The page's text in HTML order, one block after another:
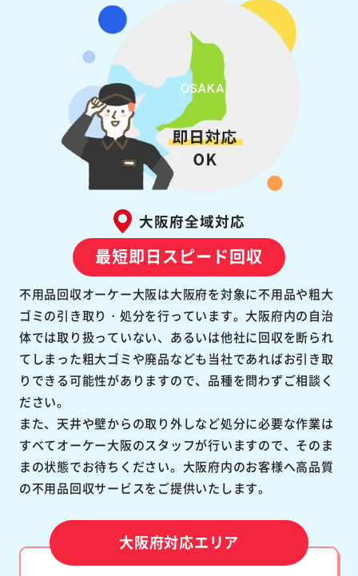
大阪府全域対応
最短即日スピード回収
不用品回収オーケー大阪は大阪府を対象に不用品や粗大
ゴミの引き取り・処分を行っています。大阪府内の自治
体では取り扱っていない、あるいは他社に回収を断られ
てしまった粗大ゴミや廃品なども当社であればお引き取
りできる可能性がありますので、品種を問わずご相談く
ださい。
また、天井や壁からの取り外しなど処分に必要な作業は
すべてオーケー大阪のスタッフが行いますので、そのま
まの状態でお待ちください。大阪府内のお客様へ高品質
の不用品回収サービスをご提供いたします。
大阪府対応エリア